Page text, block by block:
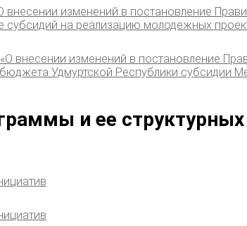
изменений в постановление
на реализацию молодежных
внесении изменений в постановление
Удмуртской Республики субсидии
и ее